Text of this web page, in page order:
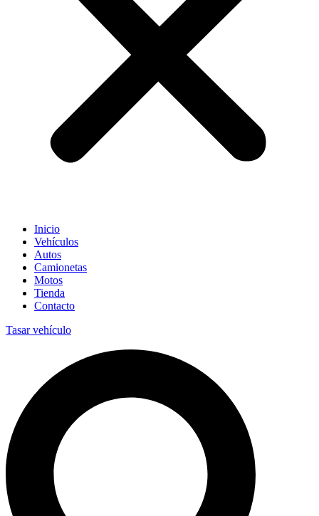
Inicio
Vehículos
Autos
Camionetas
Motos
Tienda
Contacto
Tasar vehículo